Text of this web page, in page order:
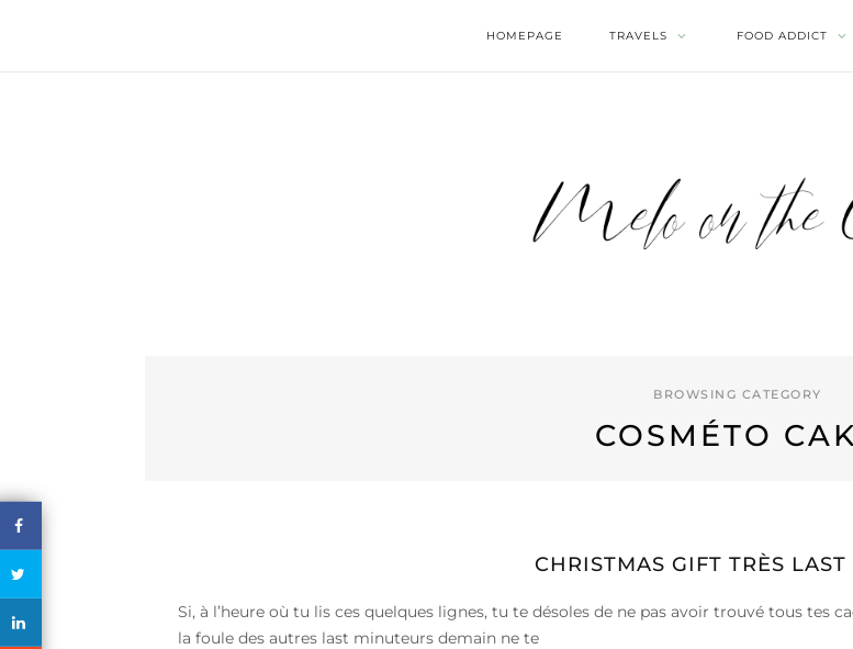
HOMEPAGE TRAVELS FOOD ADDICT
BROWSING CATEGORY
COSMÉTO
CHRISTMAS GIFT TRÈS
Si, à l’heure où tu lis ces quelques lignes, tu te désoles de ne pas avoir trouvé tous tes
la foule des autres last minuteurs demain ne te